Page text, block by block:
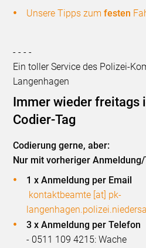
Unsere Tipps zumfesten
- - - -
Ein toller Service des Polizei-
Langenhagen
Immer wieder freitags
Codier-Tag
Codierung gerne, aber:
Nur mit vorheriger
1 x Anmeldung per Email
kontaktbeamte [at] pk-
3 x Anmeldung per Telefon
- 0511 109 4215: Wache